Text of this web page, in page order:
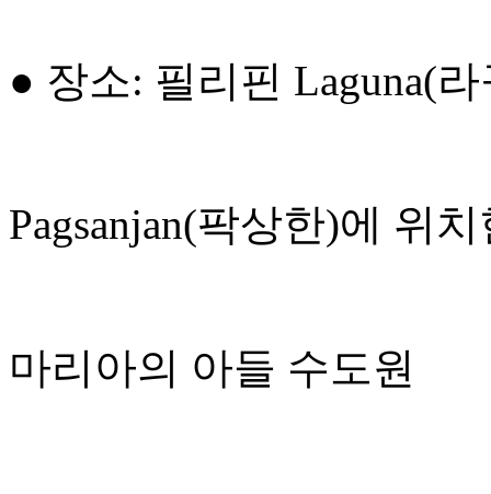
● 장소: 필리핀 Laguna(
Pagsanjan(팍상한)에 위치
마리아의 아들 수도원